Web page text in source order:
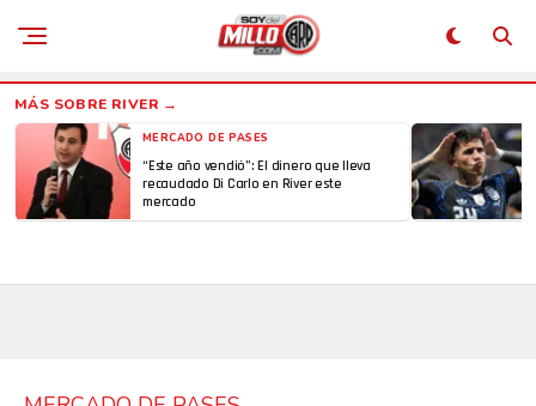
MERCADO DE PASES
“Este año vendió”: El dinero que lleva
recaudado Di Carlo en River este
mercado